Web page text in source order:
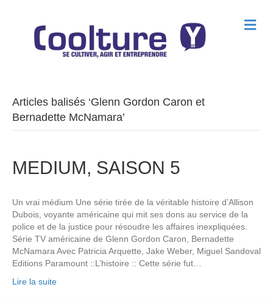
M
e
Articles balisés ‘Glenn Gordon Caron et
Bernadette McNamara’
MEDIUM, SAISON 5
Un vrai médium Une série tirée de la véritable histoire d’Allison
Dubois, voyante américaine qui mit ses dons au service de la
police et de la justice pour résoudre les affaires inexpliquées.
Série TV américaine de Glenn Gordon Caron, Bernadette
McNamara Avec Patricia Arquette, Jake Weber, Miguel Sandoval
Editions Paramount ::L’histoire :: Cette série fut…
Lire la suite